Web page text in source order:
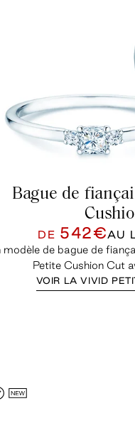
Bague de
DE 542€AU
modèle de bague de
Petite Cushion Cut
VOIR LA VIVID